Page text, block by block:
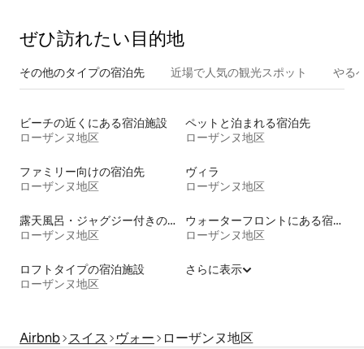
ぜひ訪⁠れ⁠た⁠い目⁠的⁠地
その他のタ⁠イ⁠プ⁠の宿⁠泊⁠先 近場で人気の観光スポット やる
ビーチの近くにある宿泊施設
ローザンヌ地区
ペットと泊まれる宿泊先
ローザンヌ地区
ファミリー向けの宿泊先
ローザンヌ地区
ヴィラ
ローザンヌ地区
露天風呂・ジャグジー付きの宿泊施設
ローザンヌ地区
ウォーターフロントにある宿泊施設
ローザンヌ地区
ロフトタイプの宿泊施設
ローザンヌ地区
さらに表示
Airbnb スイス ヴォー ローザンヌ地区